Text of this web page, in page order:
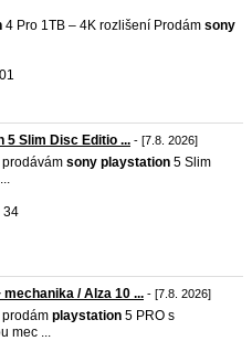
4 Pro 1TB – 4K rozlišení Prodám sony
5 Slim Disc Editio ... - [7.8. 2026]
prodávám sony playstation 5 Slim
34
mechanika / Alza 10 ... - [7.8. 2026]
prodám playstation 5 PRO s
mec ...